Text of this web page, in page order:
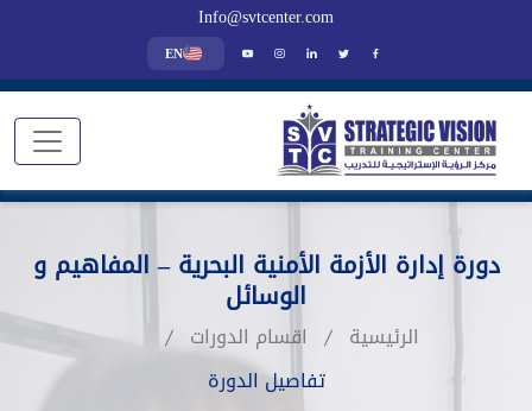
Info@svtcenter.com
EN
دورة إدارة الأزمة الأمنية البحرية – المفاهيم و
الوسائل
الرئيسية
اقسام الدورات
تفاصيل الدورة